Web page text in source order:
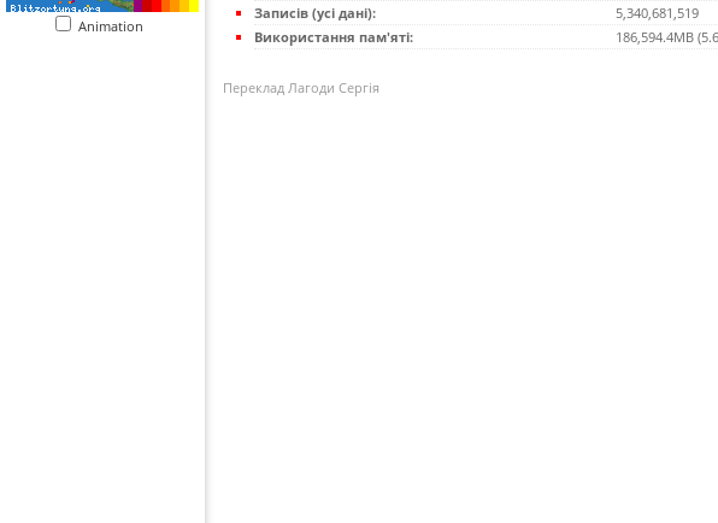
Animation
Записів (усі дані):
5,340,681,519
Використання пам'яті:
186,594.4MB
Переклад Лагоди Сергія